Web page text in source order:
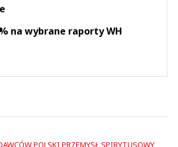
na wybrane raporty WH
POLSKI PRZEMYSŁ SPIRYTUSOWY